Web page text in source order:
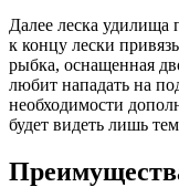
Далее леска удилища
к концу лески
рыбка, оснащенная
любит нападать на
необходимости
будет видеть лишь